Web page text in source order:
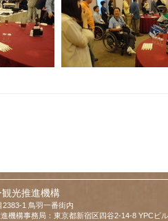
光推進機構
1 鳥羽一番街内
機構事務局：東京都新宿区四谷2-14-8 YPCビ